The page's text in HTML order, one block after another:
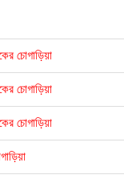
চোগাড়িয়া
চোগাড়িয়া
চোগাড়িয়া